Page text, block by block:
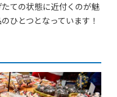
ての状態に近付くのが魅
ひとつとなっています！